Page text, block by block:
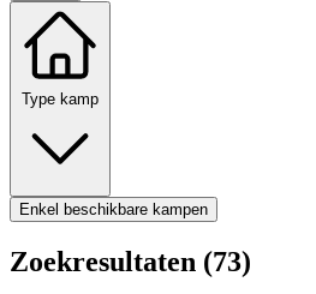
Type kamp
Enkel beschikbare kampen
Zoekresultaten (73)